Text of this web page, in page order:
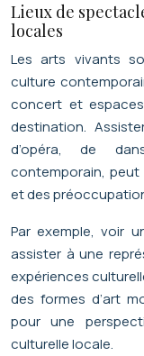
Lieux de
locales
Les arts vivants
culture
concert et
destination.
d’opéra, de
contemporain,
et des
Par exemple, voir
assister à une
expériences
des formes d’art
pour une
culturelle locale.